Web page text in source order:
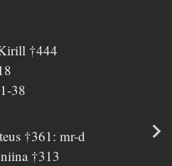
†444
38
†361: mr-d
†313